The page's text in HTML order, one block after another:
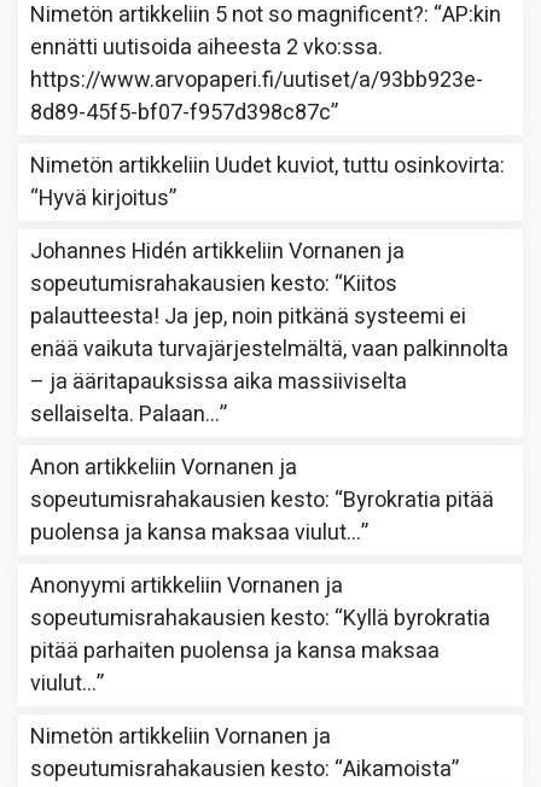
Nimetön artikkeliin 5 not so magnificent?: “AP:kin
ennätti uutisoida aiheesta 2 vko:ssa.
https://www.arvopaperi.fi/uutiset/a/93bb923e-
8d89-45f5-bf07-f957d398c87c”
Nimetön artikkeliin Uudet kuviot, tuttu osinkovirta:
“Hyvä kirjoitus”
Johannes Hidén artikkeliinVornanen ja
sopeutumisrahakausien kesto: “Kiitos
palautteesta! Ja jep, noin pitkänä systeemi ei
enää vaikuta turvajärjestelmältä, vaan palkinnolta
– ja ääritapauksissa aika massiiviselta
sellaiselta. Palaan…”
Anon artikkeliinVornanen ja
sopeutumisrahakausien kesto: “Byrokratia pitää
puolensa ja kansa maksaa viulut…”
Anonyymi artikkeliinVornanen ja
sopeutumisrahakausien kesto: “Kyllä byrokratia
pitää parhaiten puolensa ja kansa maksaa
viulut…”
Nimetön artikkeliinVornanen ja
sopeutumisrahakausien kesto: “Aikamoista”